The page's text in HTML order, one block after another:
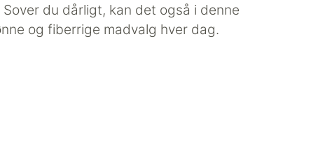
du dårligt, kan det også i denne
og fiberrige madvalg hver dag.